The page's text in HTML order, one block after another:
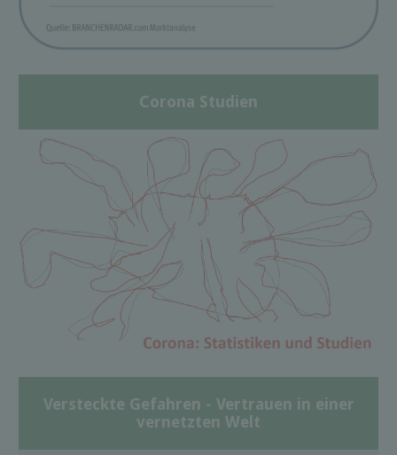
Corona Studien
Versteckte Gefahren - Vertrauen in einer
vernetzten Welt